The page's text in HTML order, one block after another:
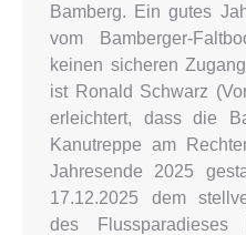
Bamberg. Ein gutes
vom Bamberger-
keinen sicheren
ist Ronald Schwarz
erleichtert, dass die
Kanutreppe am
Jahresende 2025
17.12.2025 dem
des Flussparadieses